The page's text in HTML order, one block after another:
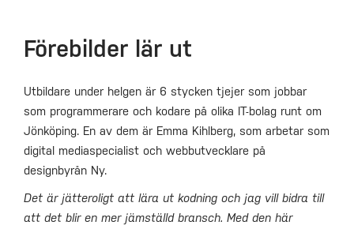
Förebilder lär ut
Utbildare under helgen är 6 stycken tjejer som jobbar
som programmerare och kodare på olika IT-bolag runt om
Jönköping. En av dem är Emma Kihlberg, som arbetar som
digital mediaspecialist och webbutvecklare på
designbyrån Ny.
Det är jätteroligt att lära ut kodning och jag vill bidra till
att det blir en mer jämställd bransch. Med den här